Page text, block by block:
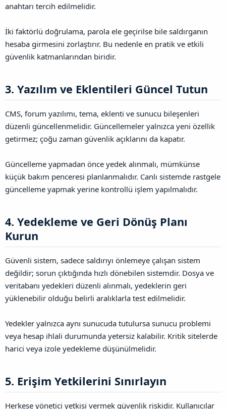
anahtarı tercih edilmelidir.
İki faktörlü doğrulama, parola ele geçirilse bile saldırganın
hesaba girmesini zorlaştırır. Bu nedenle en pratik ve etkili
güvenlik katmanlarından biridir.
3. Yazılım ve Eklentileri Güncel Tutun​
CMS, forum yazılımı, tema, eklenti ve sunucu bileşenleri
düzenli güncellenmelidir. Güncellemeler yalnızca yeni özellik
getirmez; çoğu zaman güvenlik açıklarını da kapatır.
Güncelleme yapmadan önce yedek alınmalı, mümkünse
küçük bakım penceresi planlanmalıdır. Canlı sistemde rastgele
güncelleme yapmak yerine kontrollü işlem yapılmalıdır.
4. Yedekleme ve Geri Dönüş Planı
Kurun​
Güvenli sistem, sadece saldırıyı önlemeye çalışan sistem
değildir; sorun çıktığında hızlı dönebilen sistemdir. Dosya ve
veritabanı yedekleri düzenli alınmalı, yedeklerin geri
yüklenebilir olduğu belirli aralıklarla test edilmelidir.
Yedekler yalnızca aynı sunucuda tutulursa sunucu problemi
veya hesap ihlali durumunda yetersiz kalabilir. Kritik sitelerde
harici veya izole yedekleme düşünülmelidir.
5. Erişim Yetkilerini Sınırlayın​
Herkese yönetici yetkisi vermek güvenlik riskidir. Kullanıcılar